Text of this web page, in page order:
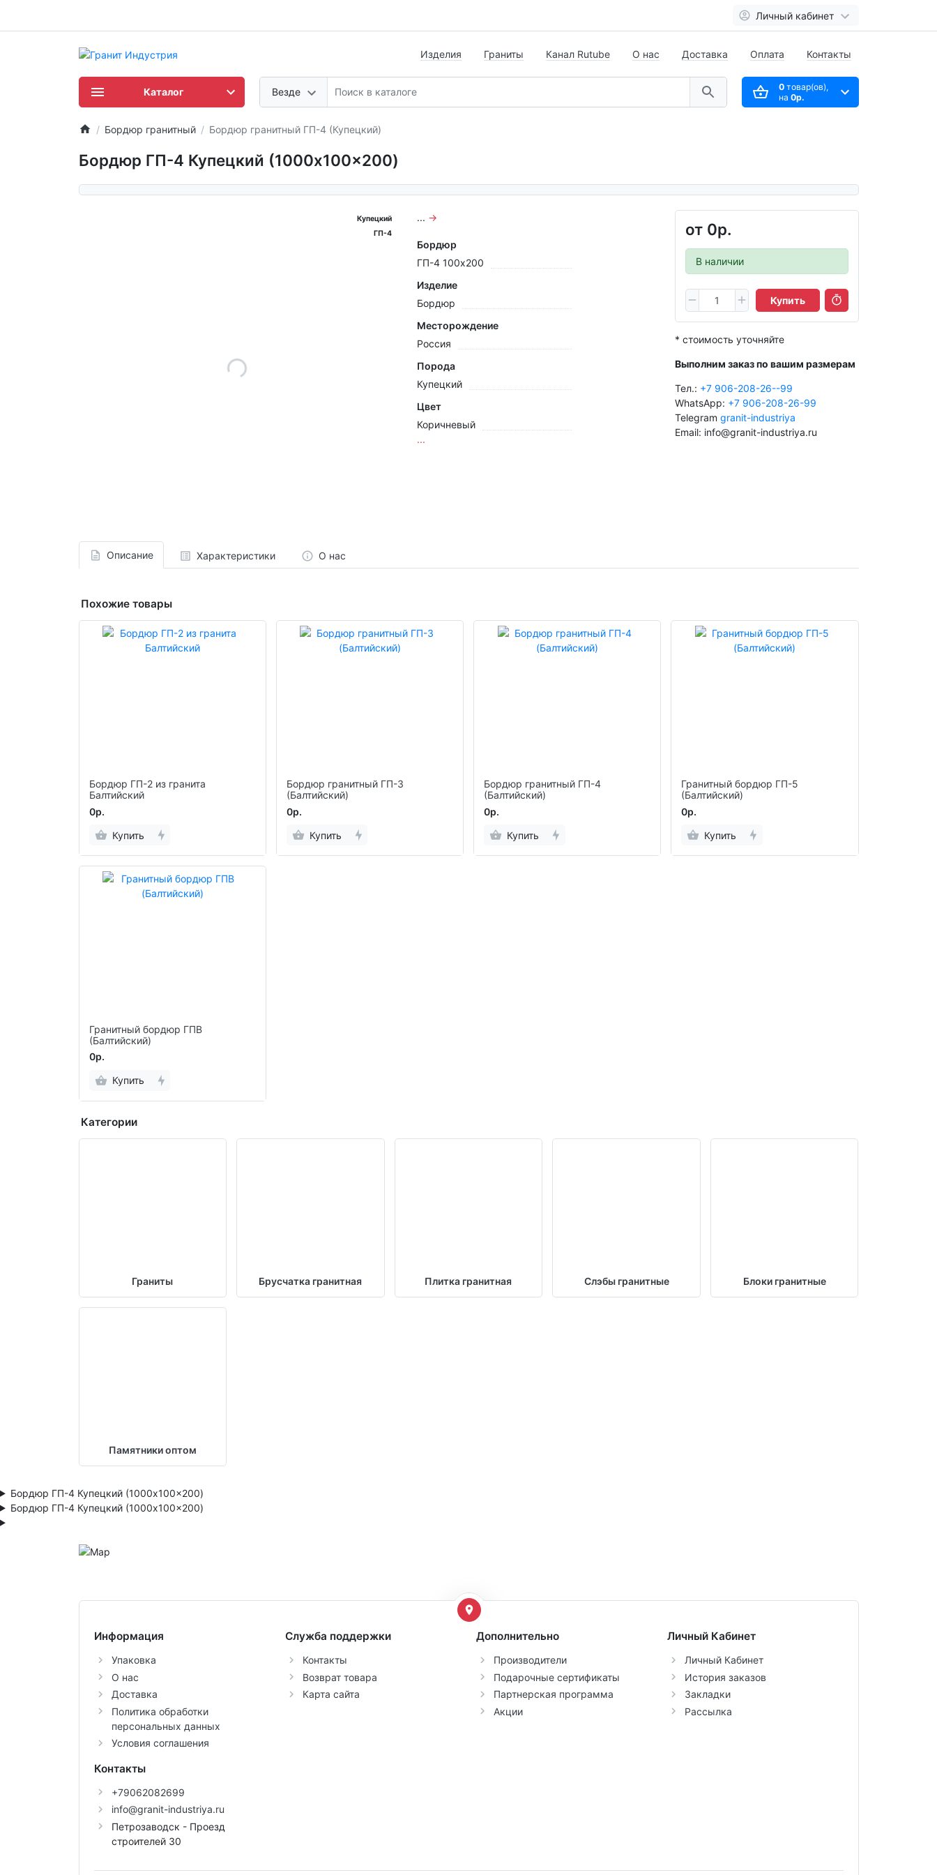
Личный кабинет
Везде
Изделия Граниты Канал Rutube О нас Доставка Оплата Контакты
0товар(ов),
на 0р.
Каталог
Бордюр гранитный Бордюр гранитный ГП-4 (Купецкий)
Бордюр ГП-4 Купецкий (1000x100x200)
Купецкий
ГП-4
от 0р.
В наличии
Купить
* стоимость уточняйте
Выполним заказ по вашим размерам
Тел.: +7 906-208-26--99
WhatsApp: +7 906-208-26-99
Telegram granit-industriya
Email: info@granit-industriya.ru
... →
Бордюр
ГП-4 100x200
Изделие
Бордюр
Месторождение
Россия
Порода
Купецкий
Цвет
Коричневый
...
Описание Характеристики О нас
Похожие товары
Бордюр ГП-2 из гранита
Балтийский
0р.
Купить
Бордюр гранитный ГП-3
(Балтийский)
0р.
Купить
Бордюр гранитный ГП-4
(Балтийский)
0р.
Купить
Гранитный бордюр ГП-5
(Балтийский)
0р.
Купить
Гранитный бордюр ГПВ
(Балтийский)
0р.
Купить
Категории
Граниты Брусчатка гранитная Плитка гранитная Слэбы гранитные Блоки гранитные
Памятники оптом
Бордюр ГП-4 Купецкий (1000x100x200)
Бордюр ГП-4 Купецкий (1000x100x200)
Информация
Упаковка
О нас
Доставка
Политика обработки
персональных данных
Условия соглашения
Служба поддержки
Контакты
Возврат товара
Карта сайта
Дополнительно
Производители
Подарочные сертификаты
Партнерская программа
Акции
Личный Кабинет
Личный Кабинет
История заказов
Закладки
Рассылка
Контакты
+79062082699
info@granit-industriya.ru
Петрозаводск - Проезд
строителей 30